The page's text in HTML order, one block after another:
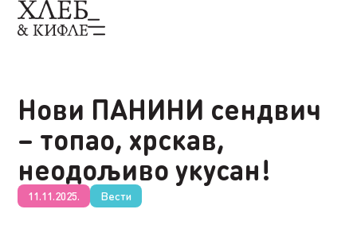
Нови ПАНИНИ сендвич
– топао, хрскав,
неодољиво укусан!
11.11.2025. Вести